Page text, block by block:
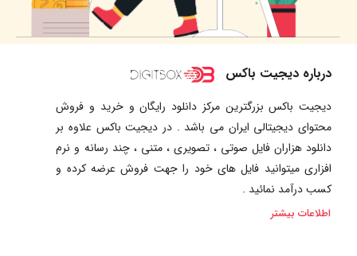
درباره دیجیت باکس
دیجیت باکس بزرگترین مرکز دانلود رایگان و خرید و فروش
محتوای دیجیتالی ایران می باشد . در دیجیت باکس علاوه بر
دانلود هزاران فایل صوتی ، تصویری ، متنی ، چند رسانه و نرم
افزاری میتوانید فایل های خود را جهت فروش عرضه کرده و
کسب درآمد نمائید .
اطلاعات بیشتر